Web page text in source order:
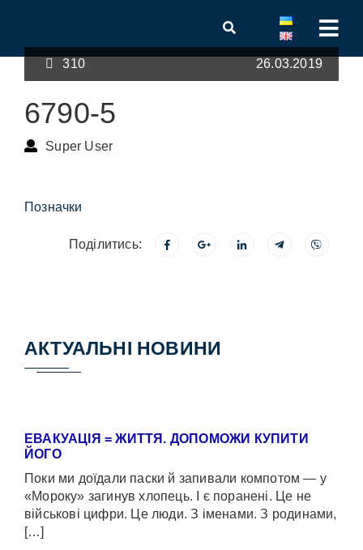
310 26.03.2019
6790-5
Super User
Позначки
Поділитись:
АКТУАЛЬНІ НОВИНИ
ЕВАКУАЦІЯ = ЖИТТЯ. ДОПОМОЖИ КУПИТИ
ЙОГО
Поки ми доїдали паски й запивали компотом — у
«Мороку» загинув хлопець. І є поранені. Це не
військові цифри. Це люди. З іменами. З родинами,
[…]